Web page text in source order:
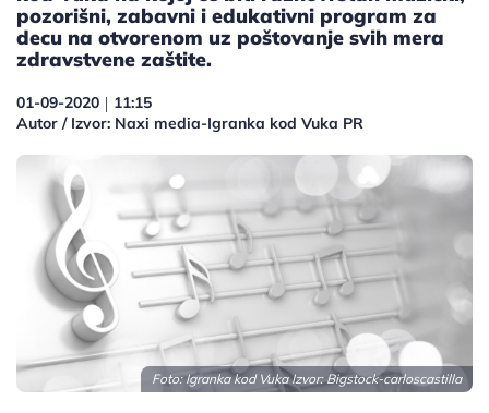
pozorišni, zabavni i edukativni program za
decu na otvorenom uz poštovanje svih mera
zdravstvene zaštite.
01-09-2020 | 11:15
Autor / Izvor: Naxi media-Igranka kod Vuka PR
Foto: Igranka kod Vuka Izvor: Bigstock-carloscastilla